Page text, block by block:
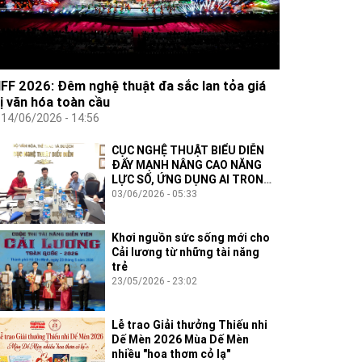
2026: Đêm nghệ thuật đa sắc lan tỏa giá
văn hóa toàn cầu
06/2026 - 14:56
CỤC NGHỆ THUẬT BIỂU DIỄN
ĐẨY MẠNH NÂNG CAO NĂNG
LỰC SỐ, ỨNG DỤNG AI TRONG
THỰC THI CÔNG VỤ
03/06/2026 - 05:33
Khơi nguồn sức sống mới cho
Cải lương từ những tài năng
trẻ
23/05/2026 - 23:02
Lễ trao Giải thưởng Thiếu nhi
Dế Mèn 2026 Mùa Dế Mèn
nhiều "hoa thơm cỏ lạ"